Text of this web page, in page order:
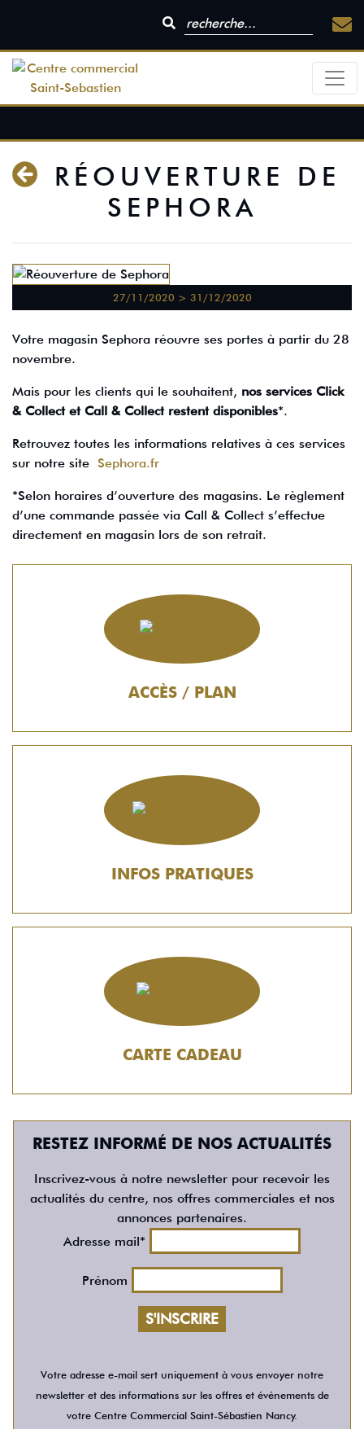
RÉOUVERTURE DE
SEPHORA
27/11/2020 > 31/12/2020
Votre magasin Sephora réouvre ses portes à partir du 28
novembre.
Mais pour les clients qui le souhaitent, nos services Click
& Collect et Call & Collect restent disponibles*.
Retrouvez toutes les informations relatives à ces services
sur notre site Sephora.fr
*Selon horaires d’ouverture des magasins. Le règlement
d’une commande passée via Call & Collect s’effectue
directement en magasin lors de son retrait.
ACCÈS / PLAN
INFOS PRATIQUES
CARTE CADEAU
RESTEZ INFORMÉ DE NOS ACTUALITÉS
Inscrivez-vous à notre newsletter pour recevoir les
actualités du centre, nos offres commerciales et nos
annonces partenaires.
Adresse mail*
Prénom
Votre adresse e-mail sert uniquement à vous envoyer notre
newsletter et des informations sur les offres et événements de
votre Centre Commercial Saint-Sébastien Nancy.